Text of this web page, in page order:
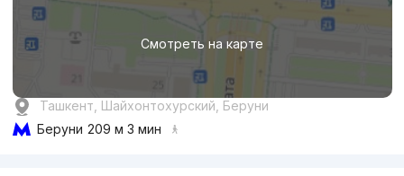
Смотреть на карте
Ташкент, Шайхонтохурский, Беруни
Беруни 209 м 3 мин